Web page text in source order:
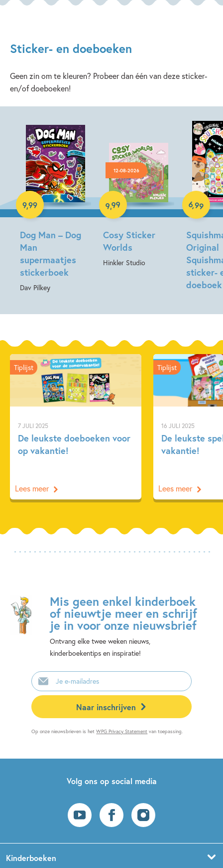
Sticker- en doeboeken
Geen zin om te kleuren? Probeer dan één van deze sticker-
en/of doeboeken!
Dog Man – Dog
Man
supermaatjes
stickerboek
Dav Pilkey
9,99
Paperback
12-08-2026
Cosy Sticker
Worlds
Hinkler Studio
9,99
Paperback
Original
sticker-
doeboek
6,99
Paperback
7 JULI 2025
De leukste doeboeken voor
op vakantie!
Tiplijst
Lees meer
16 JULI 2025
De leukste
vakantie!
Tiplijst
Lees meer
Mis geen enkel kinderboek
of nieuwtje meer en schrijf
je in voor onze nieuwsbrief
Ontvang elke twee weken nieuws,
kinderboekentips en inspiratie!
E-
mailadres
Naar inschrijven
Op onze nieuwsbrieven is hetWPG Privacy Statement van toepassing.
Volg ons op social media
Kinderboeken